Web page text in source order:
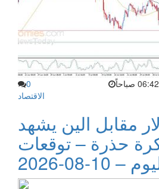
0
الاقتصاد
مقابل الين يشهد
حذرة – توقعات
– 10-08-2026